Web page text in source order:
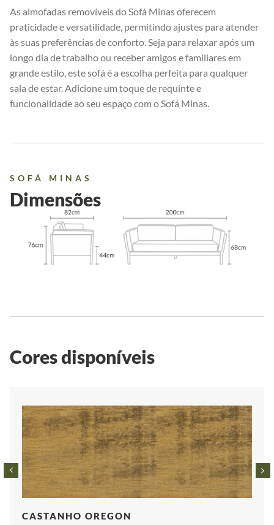
As almofadas removíveis do Sofá Minas oferecem
praticidade e versatilidade, permitindo ajustes para atender
às suas preferências de conforto. Seja para relaxar após um
longo dia de trabalho ou receber amigos e familiares em
grande estilo, este sofá é a escolha perfeita para qualquer
sala de estar. Adicione um toque de requinte e
funcionalidade ao seu espaço com o Sofá Minas.
SOFÁ MINAS
Dimensões
Cores disponíveis
CASTANHO OREGON